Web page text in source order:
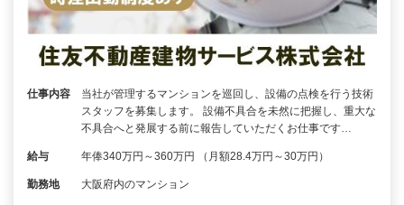
仕事内容
当社が管理するマンションを巡回し、設備の点検を行う技術
スタッフを募集します。 設備不具合を未然に把握し、重大な
不具合へと発展する前に報告していただくお仕事です…
給与 年俸340万円～360万円 （月額28.4万円～30万円）
勤務地 大阪府内のマンション